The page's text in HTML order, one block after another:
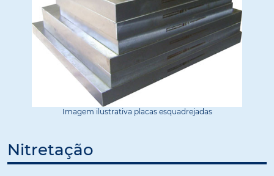
Imagem ilustrativa placas esquadrejadas
Nitretação